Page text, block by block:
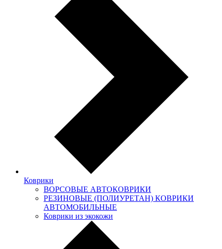
Коврики
ВОРСОВЫЕ АВТОКОВРИКИ
РЕЗИНОВЫЕ (ПОЛИУРЕТАН) КОВРИКИ
АВТОМОБИЛЬНЫЕ
Коврики из экокожи